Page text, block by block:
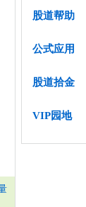
股道帮助
公式应用
股道拾金
VIP园地